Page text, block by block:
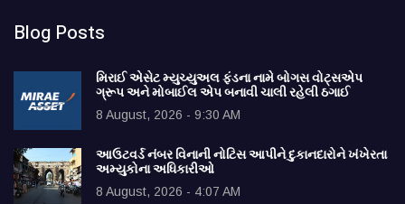
Blog Posts
મિરાઈ એસેટ મ્યુચ્યુઅલ ફંડના નામે બોગસ વોટ્સએપ
ગ્રૂપ અને મોબાઈલ એપ બનાવી ચાલી રહેલી ઠગાઈ
8 August, 2026 - 9:30 AM
આઉટવર્ડ નંબર વિનાની નોટિસ આપીને દુકાનદારોને ખંખેરતા
અમ્યુકોના અધિકારીઓ
8 August, 2026 - 4:07 AM